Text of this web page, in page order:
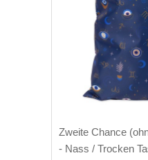
Zweite Chance
- Nass / Trocken